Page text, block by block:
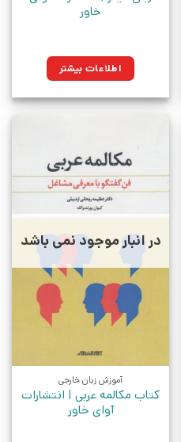
خاور
اطلاعات بیشتر
در انبار موجود نمی باشد
آموزش زبان خارجی
کتاب مکالمه عربی | انتشارات
آوای خاور